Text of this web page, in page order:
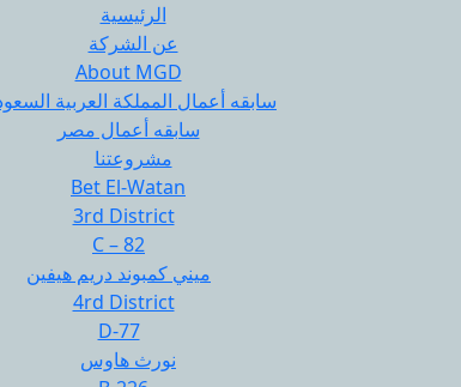
الرئيسية
عن الشركة
About MGD
سابقه أعمال المملكة العربية
سابقه أعمال مصر
مشروعتنا
Bet El-Watan
3rd District
C – 82
ميني كمبوند دريم هيفين
4rd District
D-77
نورث هاوس